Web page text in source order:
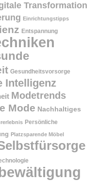
Transformation
Einrichtungstipps
Entspannung
Gesundheitsvorsorge
Intelligenz
Modetrends
Mode Nachhaltiges
Persönliche
Platzsparende Möbel